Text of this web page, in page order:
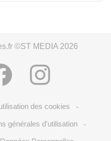
©ST MEDIA 2026
des cookies -
générales d'utilisation -